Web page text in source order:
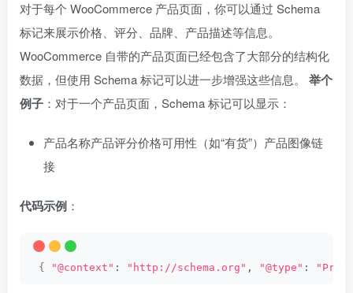
对于每个 WooCommerce 产品页面，你可以通过 Schema
标记来展示价格、评分、品牌、产品描述等信息。
WooCommerce 自带的产品页面已经包含了大部分的结构化
数据，但使用 Schema 标记可以进一步增强这些信息。 举个
例子 ：对于一个产品页面，Schema 标记可以显示：
产品名称产品评分价格可用性（如“有货”）产品图像链
接
代码示例 ：
{ "@context" : "http://schema.org" , "@type" :